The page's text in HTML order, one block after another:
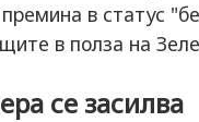
в статус
в полза на
се засилва